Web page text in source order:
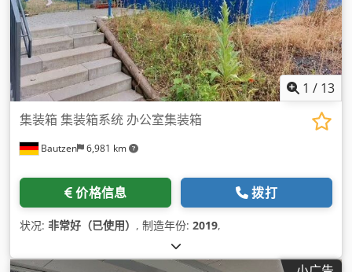
1 / 13
Bautzen 6,981 km
集装箱 集装箱系统 办公室集装箱
价格信息 拨打
状况: 非常好（已使用） , 制造年份: 2019,